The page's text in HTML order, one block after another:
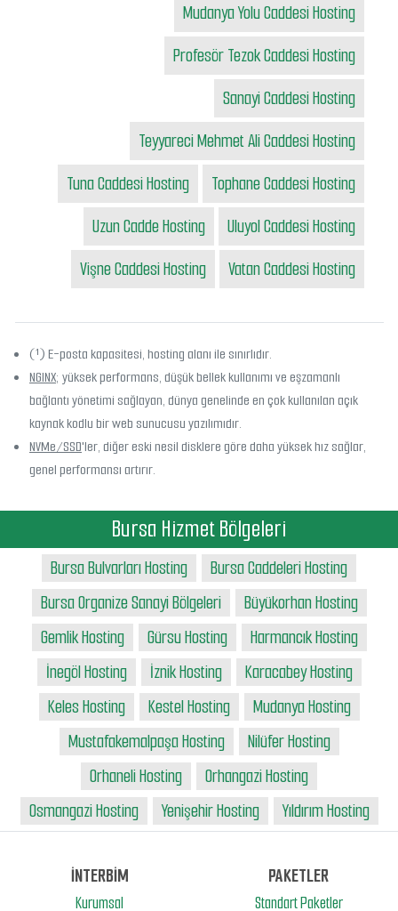
Mudanya Yolu Caddesi Hosting
Profesör Tezok Caddesi Hosting
Sanayi Caddesi Hosting
Teyyareci Mehmet Ali Caddesi Hosting
Tophane Caddesi Hosting
Tuna Caddesi Hosting
Uluyol Caddesi Hosting
Uzun Cadde Hosting
Vatan Caddesi Hosting
Vişne Caddesi Hosting
(¹) E-posta kapasitesi, hosting alanı ile sınırlıdır.
NGINX; yüksek performans, düşük bellek kullanımı ve eşzamanlı
bağlantı yönetimi sağlayan, dünya genelinde en çok kullanılan açık
kaynak kodlu bir web sunucusu yazılımıdır.
NVMe/SSD'ler, diğer eski nesil disklere göre daha yüksek hız sağlar,
genel performansı artırır.
Bursa Hizmet Bölgeleri
Bursa Bulvarları Hosting
Bursa Caddeleri Hosting
Bursa Organize Sanayi Bölgeleri
Büyükorhan Hosting
Gemlik Hosting
Gürsu Hosting
Harmancık Hosting
İnegöl Hosting
İznik Hosting
Karacabey Hosting
Keles Hosting
Kestel Hosting
Mudanya Hosting
Mustafakemalpaşa Hosting
Nilüfer Hosting
Orhaneli Hosting
Orhangazi Hosting
Osmangazi Hosting
Yenişehir Hosting Yıldırım Hosting
İNTERBİM
Kurumsal
PAKETLER
Standart Paketler